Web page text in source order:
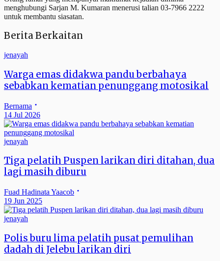
menghubungi Sarjan M. Kumaran menerusi talian 03-7966 2222
untuk membantu siasatan.
Berita Berkaitan
jenayah
Warga emas didakwa pandu berbahaya
sebabkan kematian penunggang motosikal
Bernama
14 Jul 2026
jenayah
Tiga pelatih Puspen larikan diri ditahan, dua
lagi masih diburu
Fuad Hadinata Yaacob
19 Jun 2025
jenayah
Polis buru lima pelatih pusat pemulihan
dadah di Jelebu larikan diri